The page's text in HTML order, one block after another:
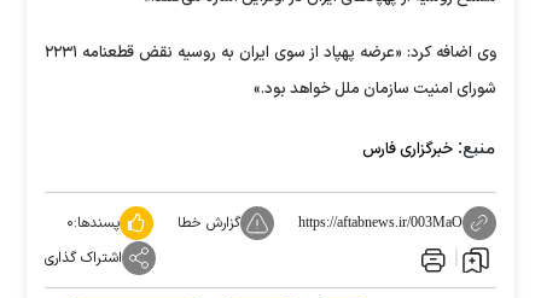
وی اضافه کرد: «عرضه پهپاد از سوی ایران به روسیه نقض قطعنامه ۲۲۳۱
شورای امنیت سازمان ملل خواهد بود.»
منبع: خبرگزاری فارس
https://aftabnews.ir/003MaO گزارش خطا پسندها:۰
اشتراک گذاری